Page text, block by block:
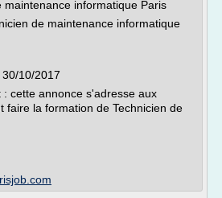
maintenance informatique Paris
de maintenance informatique
10/2017
: cette annonce s'adresse aux
faire la formation de Technicien de